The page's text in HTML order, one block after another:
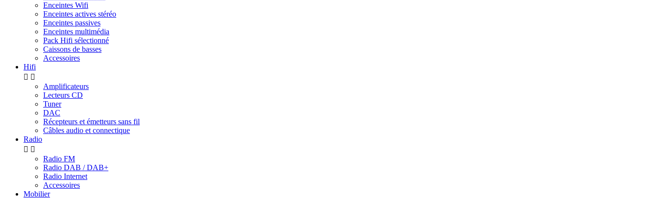
Enceintes Wifi
Enceintes actives stéréo
Enceintes passives
Enceintes multimédia
Pack Hifi sélectionné
Caissons de basses
Accessoires
Hifi
 
Amplificateurs
Lecteurs CD
Tuner
DAC
Récepteurs et émetteurs sans fil
Câbles audio et connectique
Radio
 
Radio FM
Radio DAB / DAB+
Radio Internet
Accessoires
Mobilier